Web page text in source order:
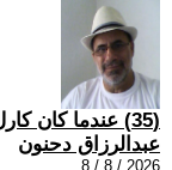
(35) عندما كان كارل ماركس شاباً
عبدالرزاق دحنون
2026 / 8 / 8